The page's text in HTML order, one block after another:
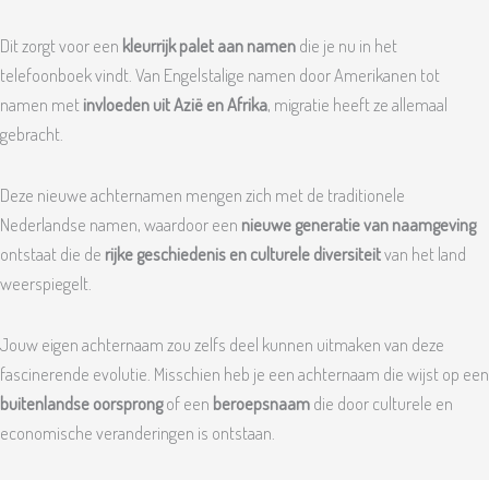
Dit zorgt voor een kleurrijk palet aan namendie je nu in het
telefoonboek vindt. Van Engelstalige namen door Amerikanen tot
namen metinvloeden uit Azië en Afrika, migratie heeft ze allemaal
gebracht.
Deze nieuwe achternamen mengen zich met de traditionele
Nederlandse namen, waardoor een nieuwe generatie van naamgeving
ontstaat die de rijke geschiedenis en culturele diversiteitvan het land
weerspiegelt.
Jouw eigen achternaam zou zelfs deel kunnen uitmaken van deze
fascinerende evolutie. Misschien heb je een achternaam die wijst op een
buitenlandse oorsprongof een beroepsnaamdie door culturele en
economische veranderingen is ontstaan.